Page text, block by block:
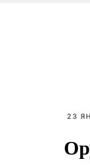
23